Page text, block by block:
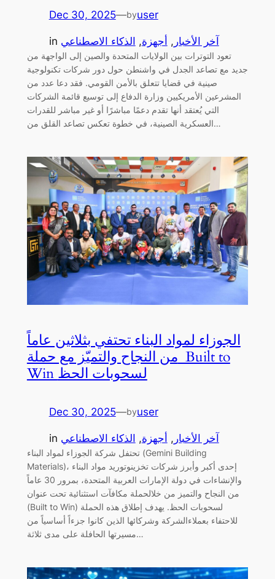
Dec 30, 2025—byuser
in آخر الأخبار , أجهزة, الذكاء الاصطناعي
تعود التوترات بين الولايات المتحدة والصين إلى الواجهة من
جديد مع تصاعد الجدل في واشنطن حول دور شركات تكنولوجية
صينية في قضايا تتعلق بالأمن القومي. فقد دعا عدد من
المشرعين الأمريكيين وزارة الدفاع إلى توسيع قائمة الشركات
التي يُعتقد أنها تقدم دعمًا مباشرًا أو غير مباشر للقدرات
العسكرية الصينية، في خطوة تعكس تصاعد القلق من…
الجوزاء لمواد البناء تحتفي بثلاثين عاماً
من النجاح والتميّز مع حملة Built to
Win لسحوبات الحظ
Dec 30, 2025—byuser
in آخر الأخبار , أجهزة, الذكاء الاصطناعي
تحتفل شركة الجوزاء لمواد البناء (Gemini Building
Materials)، إحدى أكبر وأبرز شركات تخزينوتوريد مواد البناء
والإنشاءات في دولة الإمارات العربية المتحدة، بمرور 30 عاماً
من النجاح والتميز من خلالحملة مكافآت استثنائية تحت عنوان
(Built to Win) لسحوبات الحظ. يهدف إطلاق هذه الحملة
للاحتفاء بعملاءالشركة وشركائها الذين كانوا جزءاً أساسياً من
مسيرتها الحافلة على مدى ثلاثة…